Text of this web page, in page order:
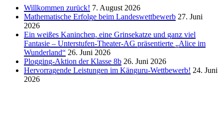
Willkommen zurück! 7. August 2026
Mathematische Erfolge beim Landeswettbewerb 27. Juni
2026
Ein weißes Kaninchen, eine Grinsekatze und ganz viel
Fantasie – Unterstufen-Theater-AG präsentierte „Alice im
Wunderland“ 26. Juni 2026
Plogging-Aktion der Klasse 8b 26. Juni 2026
Hervorragende Leistungen im Känguru-Wettbewerb! 24. Juni
2026